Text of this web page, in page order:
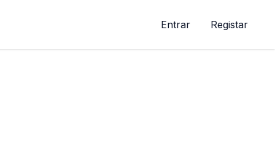
Entrar Registar